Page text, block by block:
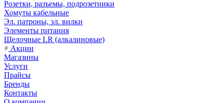
Розетки, разъемы, подрозетники
Хомуты кабельные
Эл. патроны, эл. вилки
Элементы питания
Щелочные LR (алкалиновые)
Акции
Магазины
Услуги
Прайсы
Бренды
Контакты